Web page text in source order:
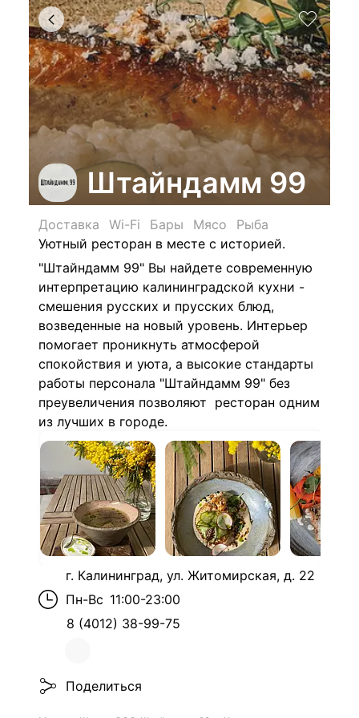
Штайндамм 99
Доставка Wi-Fi Бары Мясо
Рыба
Уютный ресторан в месте с историей.
"Штайндамм 99" Вы найдете современную
интерпретацию калининградской кухни -
смешения русских и прусских блюд,
возведенные на новый уровень. Интерьер
помогает проникнуть атмосферой
спокойствия и уюта, а высокие стандарты
работы персонала "Штайндамм 99" без
преувеличения позволяют ресторан одним
из лучших в городе.
г. Калининград, ул. Житомирская, д. 22
Пн-Вс 11:00-23:00
8 (4012) 38-99-75
Поделиться